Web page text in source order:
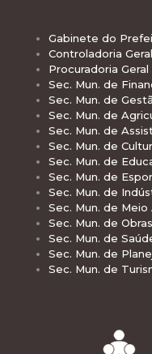
Gabinete do
Controladoria
Procuradoria
Sec. Mun. de
Sec. Mun. de
Sec. Mun. de
Sec. Mun. de
Sec. Mun. de
Sec. Mun. de
Sec. Mun. de
Sec. Mun. de
Sec. Mun. de
Sec. Mun. de
Sec. Mun. de
Sec. Mun. de
Sec. Mun. de